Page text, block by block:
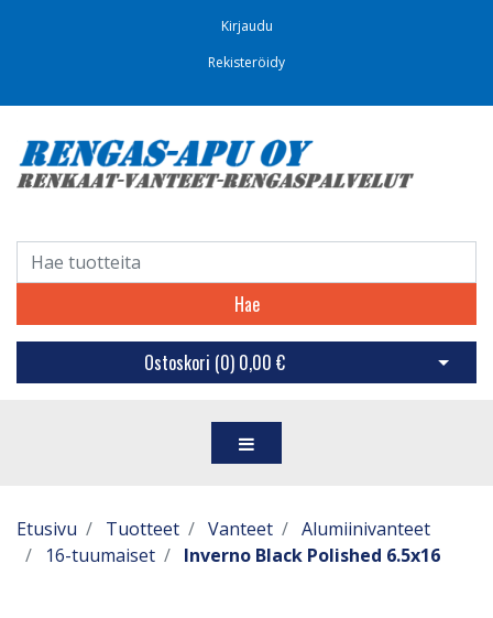
Kirjaudu
Rekisteröidy
Hae
Ostoskori (0) 0,00 € Avaa
Etusivu Tuotteet Vanteet
Alumiinivanteet
16-tuumaiset
Inverno Black Polished 6.5x16